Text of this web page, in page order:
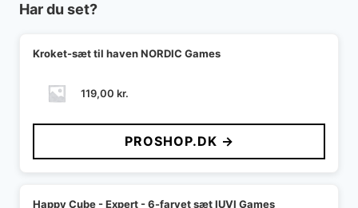
Har du set?
Kroket-sæt til haven NORDIC Games
119,00 kr.
PROSHOP.DK →
Happy Cube - Expert - 6-farvet sæt IUVI Games